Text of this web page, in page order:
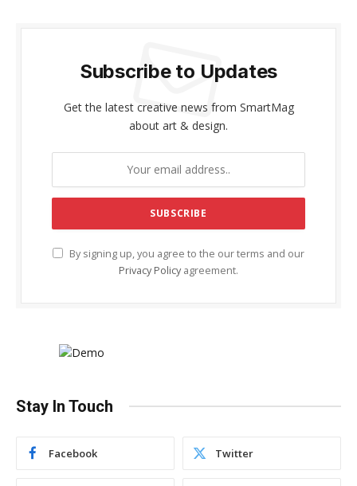
Subscribe to Updates
Get the latest creative news from SmartMag
about art & design.
By signing up, you agree to the our terms and our
Privacy Policy agreement.
Stay In Touch
Facebook Twitter